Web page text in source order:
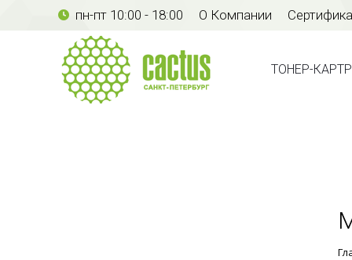
пн-пт 10:00 - 18:00 О Компании
ТОНЕР-